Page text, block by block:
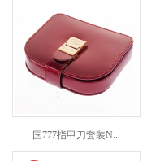
国777指甲刀套装N...